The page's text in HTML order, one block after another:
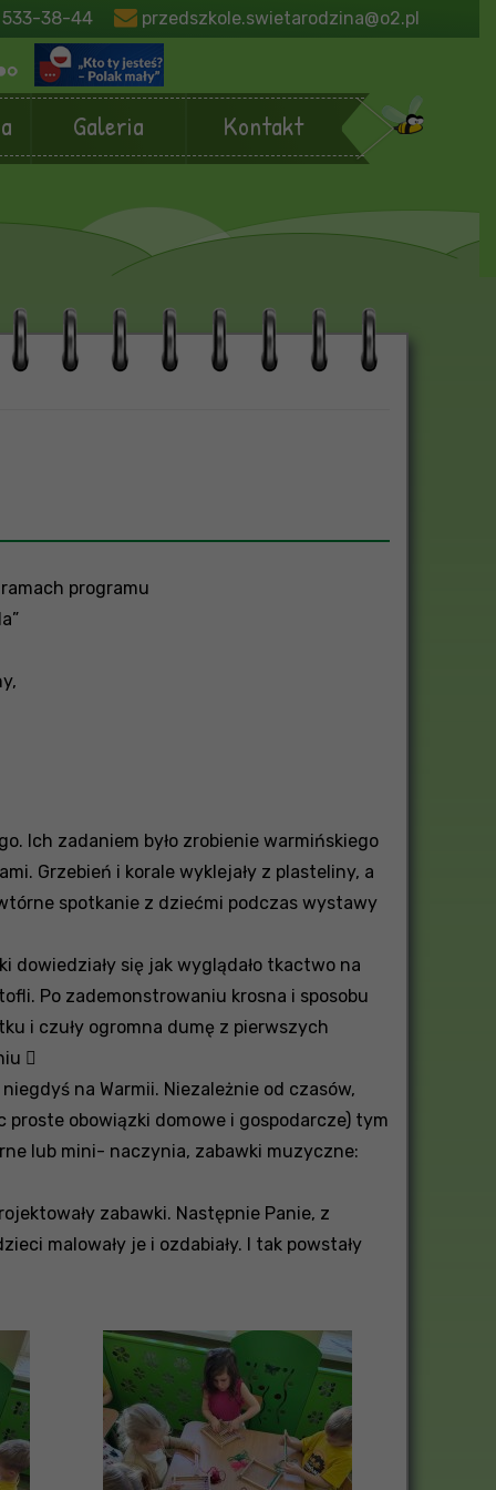
38-44 przedszkole.swietarodzina@o2.pl
Galeria Kontakt
programu
Ich zadaniem było zrobienie warmińskiego
Grzebień i korale wyklejały z plasteliny, a
spotkanie z dziećmi podczas wystawy
się jak wyglądało tkactwo na
Po zademonstrowaniu krosna i sposobu
i czuły ogromna dumę z pierwszych

na Warmii. Niezależnie od czasów,
obowiązki domowe i gospodarcze) tym
lub mini- naczynia, zabawki muzyczne:
zabawki. Następnie Panie, z
malowały je i ozdabiały. I tak powstały